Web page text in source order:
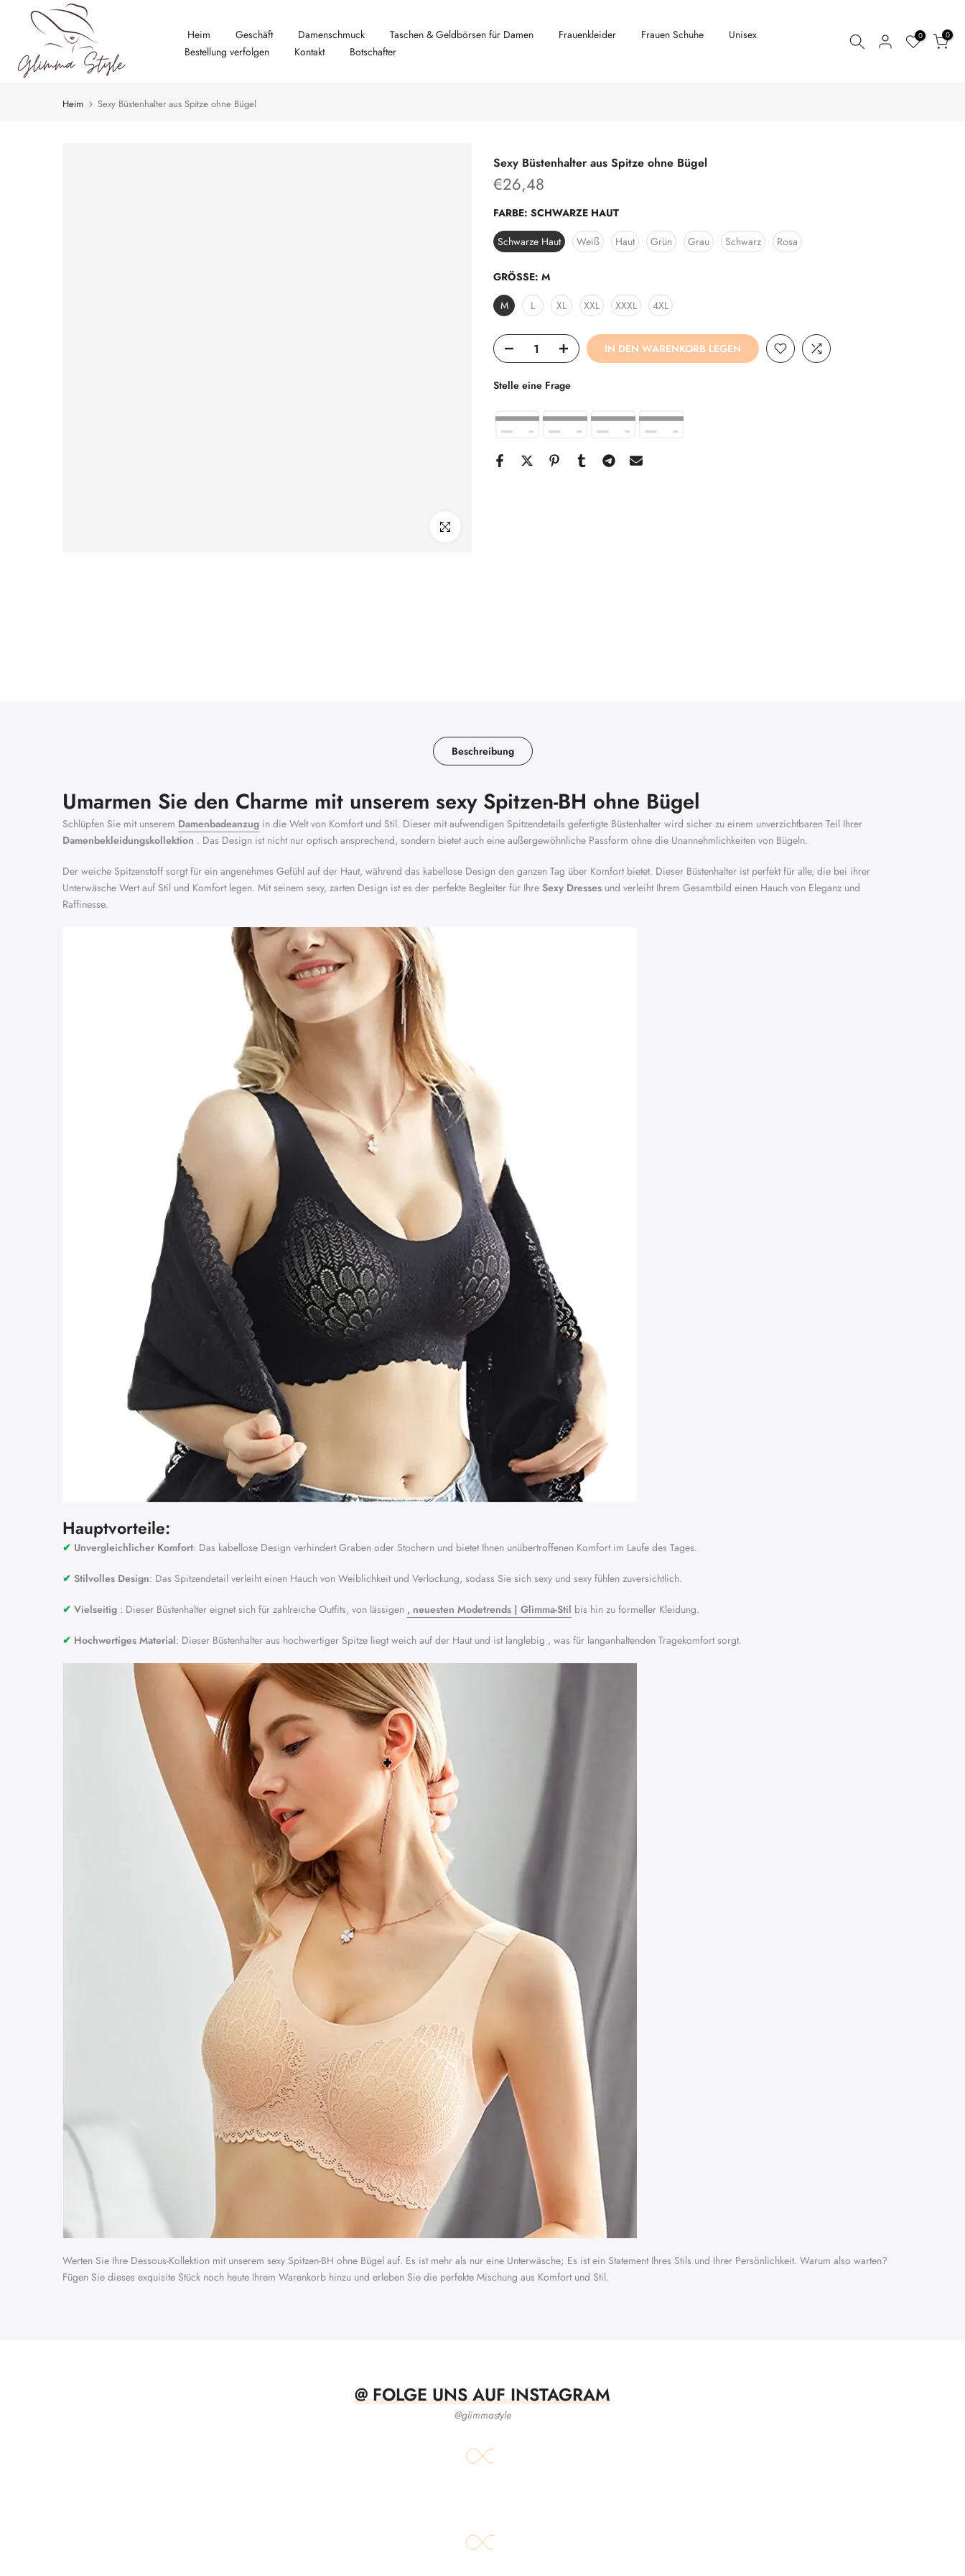
springen
Heim Geschäft Damenschmuck Taschen & Geldbörsen für Damen Frauenkleider Frauen Schuhe
Unisex
Bestellung verfolgen
Kontakt Botschafter
0 0
Heim Sexy Büstenhalter aus Spitze ohne Bügel
klicken um zu vergrößern
Sexy Büstenhalter aus Spitze ohne Bügel
€26,48
FARBE: SCHWARZE HAUT
Schwarze Haut
Weiß Haut Grün Grau Schwarz Rosa
GRÖSSE: M
M
L XL XXL XXXL 4XL
IN DEN WARENKORB LEGEN
Stelle eine Frage
Beschreibung
Umarmen Sie den Charme mit unserem sexy Spitzen-BH ohne Bügel
Schlüpfen Sie mit unserem Damenbadeanzug in die Welt von Komfort und Stil. Dieser mit aufwendigen Spitzendetails gefertigte Büstenhalter wird sicher zu einem unverzichtbaren Teil Ihrer
Damenbekleidungskollektion . Das Design ist nicht nur optisch ansprechend, sondern bietet auch eine außergewöhnliche Passform ohne die Unannehmlichkeiten von Bügeln.
Der weiche Spitzenstoff sorgt für ein angenehmes Gefühl auf der Haut, während das kabellose Design den ganzen Tag über Komfort bietet. Dieser Büstenhalter ist perfekt für alle, die bei ihrer
Unterwäsche Wert auf Stil und Komfort legen. Mit seinem sexy, zarten Design ist es der perfekte Begleiter für Ihre Sexy Dresses und verleiht Ihrem Gesamtbild einen Hauch von Eleganz und
Raffinesse.
Hauptvorteile:
✔︎ Unvergleichlicher Komfort: Das kabellose Design verhindert Graben oder Stochern und bietet Ihnen unübertroffenen Komfort im Laufe des Tages.
✔︎ Stilvolles Design: Das Spitzendetail verleiht einen Hauch von Weiblichkeit und Verlockung, sodass Sie sich sexy und sexy fühlen zuversichtlich.
✔︎ Vielseitig : Dieser Büstenhalter eignet sich für zahlreiche Outfits, von lässigen , neuesten Modetrends | Glimma-Stil bis hin zu formeller Kleidung.
✔︎ Hochwertiges Material: Dieser Büstenhalter aus hochwertiger Spitze liegt weich auf der Haut und ist langlebig , was für langanhaltenden Tragekomfort sorgt.
Werten Sie Ihre Dessous-Kollektion mit unserem sexy Spitzen-BH ohne Bügel auf. Es ist mehr als nur eine Unterwäsche; Es ist ein Statement Ihres Stils und Ihrer Persönlichkeit. Warum also warten?
Fügen Sie dieses exquisite Stück noch heute Ihrem Warenkorb hinzu und erleben Sie die perfekte Mischung aus Komfort und Stil.
@ FOLGE UNS AUF INSTAGRAM
@glimmastyle